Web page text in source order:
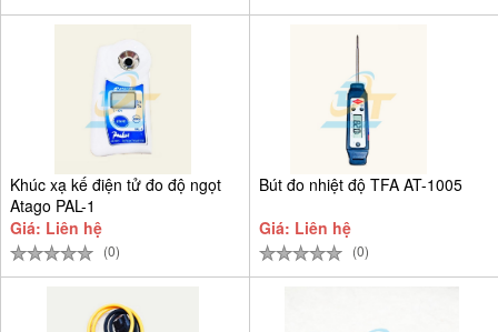
Khúc xạ kế điện tử đo độ ngọt
Atago PAL-1
Giá: Liên hệ
(0)
Bút đo nhiệt độ TFA AT-1005
Giá: Liên hệ
(0)